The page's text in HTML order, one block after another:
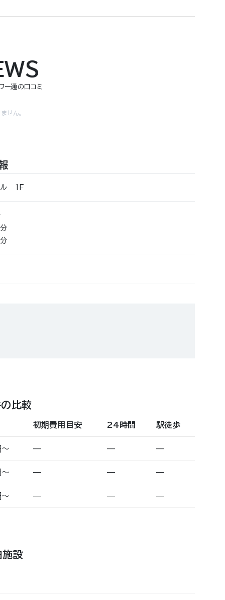
通の口コミ
せん。
ル 1F
比較
初期費用目安 24時間 駅徒歩
— — —
— — —
— — —
施設